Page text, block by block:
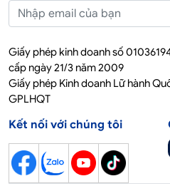
Giấy phép kinh doanh số
cấp ngày 21/3 năm 2009
Giấy phép Kinh doanh Lữ hành
GPLHQT
Kết nối với chúng tôi